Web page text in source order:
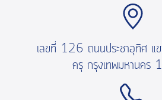
เลขที่ 126 ถนนประชาอุทิศ แ
ครุ กรุงเทพมหานค